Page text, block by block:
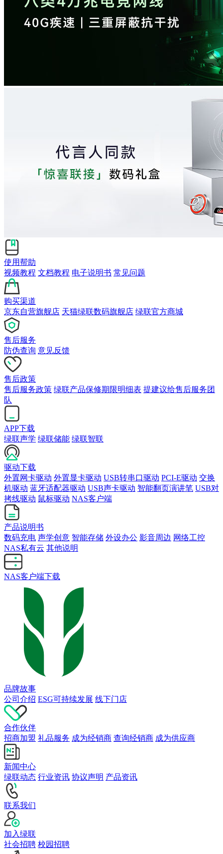
使用帮助
视频教程 文档教程 电子说明书 常见问题
购买渠道
京东自营旗舰店 天猫绿联数码旗舰店 绿联官方商城
售后服务
防伪查询 意见反馈
售后政策
售后服务政策 绿联产品保修期限明细表 提建议给售后服务团
队
APP下载
绿联声学 绿联储能 绿联智联
驱动下载
外置网卡驱动 外置显卡驱动 USB转串口驱动 PCI-E驱动 交换
机驱动 蓝牙适配器驱动 USB声卡驱动 智能翻页演讲笔 USB对
拷线驱动 鼠标驱动 NAS客户端
产品说明书
数码充电 声学创意 智能存储 外设办公 影音周边 网络工控
NAS私有云 其他说明
NAS客户端下载
品牌故事
公司介绍 ESG可持续发展 线下门店
合作伙伴
招商加盟 礼品服务 成为经销商 查询经销商 成为供应商
新闻中心
绿联动态 行业资讯 协议声明 产品资讯
联系我们
加入绿联
社会招聘 校园招聘